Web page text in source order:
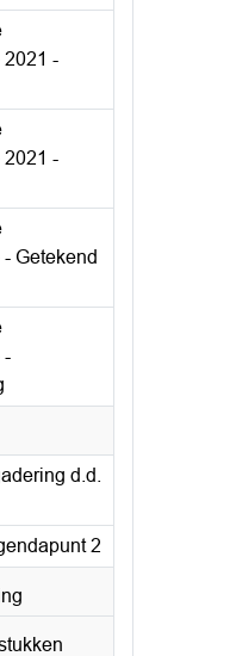
2021 -
2021 -
Getekend
-
d.d.
2